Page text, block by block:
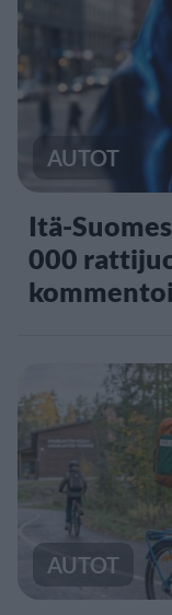
AUTOT
Itä-
000
kommentoi
AUTOT